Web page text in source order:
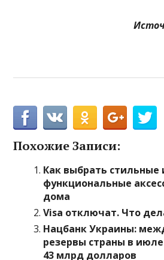
Похожие Записи:
Как выбрать стильные
функциональные
дома
Visa отключат. Что
Нацбанк Украины:
резервы страны в
43 млрд долларов